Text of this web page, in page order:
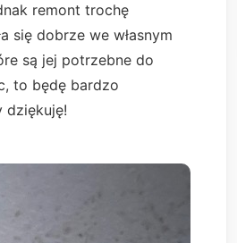
remont trochę
się dobrze we własnym
są jej potrzebne do
to będę bardzo
dziękuję!